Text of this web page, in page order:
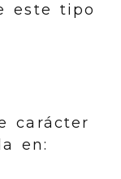
este tipo
carácter
en: